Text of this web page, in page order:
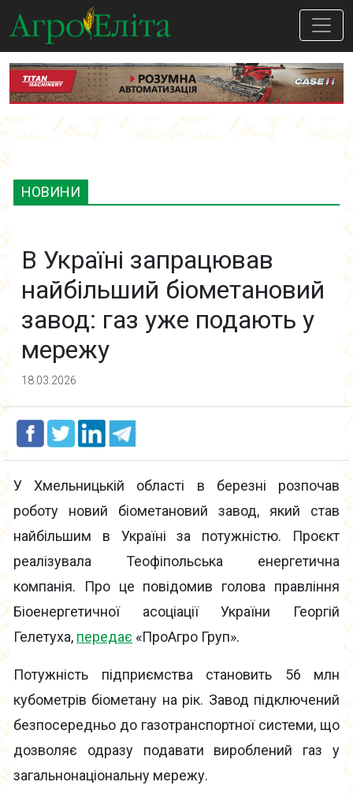
НОВИНИ
В Україні запрацював
найбільший біометановий
завод: газ уже подають у
мережу
18.03.2026
У Хмельницькій області в березні розпочав
роботу новий біометановий завод, який став
найбільшим в Україні за потужністю. Проєкт
реалізувала Теофіпольська енергетична
компанія. Про це повідомив голова правління
Біоенергетичної асоціації України Георгій
Гелетуха, передає «ПроАгро Груп».
Потужність підприємства становить 56 млн
кубометрів біометану на рік. Завод підключений
безпосередньо до газотранспортної системи, що
дозволяє одразу подавати вироблений газ у
загальнонаціональну мережу.